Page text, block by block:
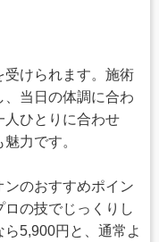
受けられます。施術
当日の体調に合わ
人ひとりに合わせ
力です。
ンのおすすめポイン
ロの技でじっくりし
5,900円と、通常よ